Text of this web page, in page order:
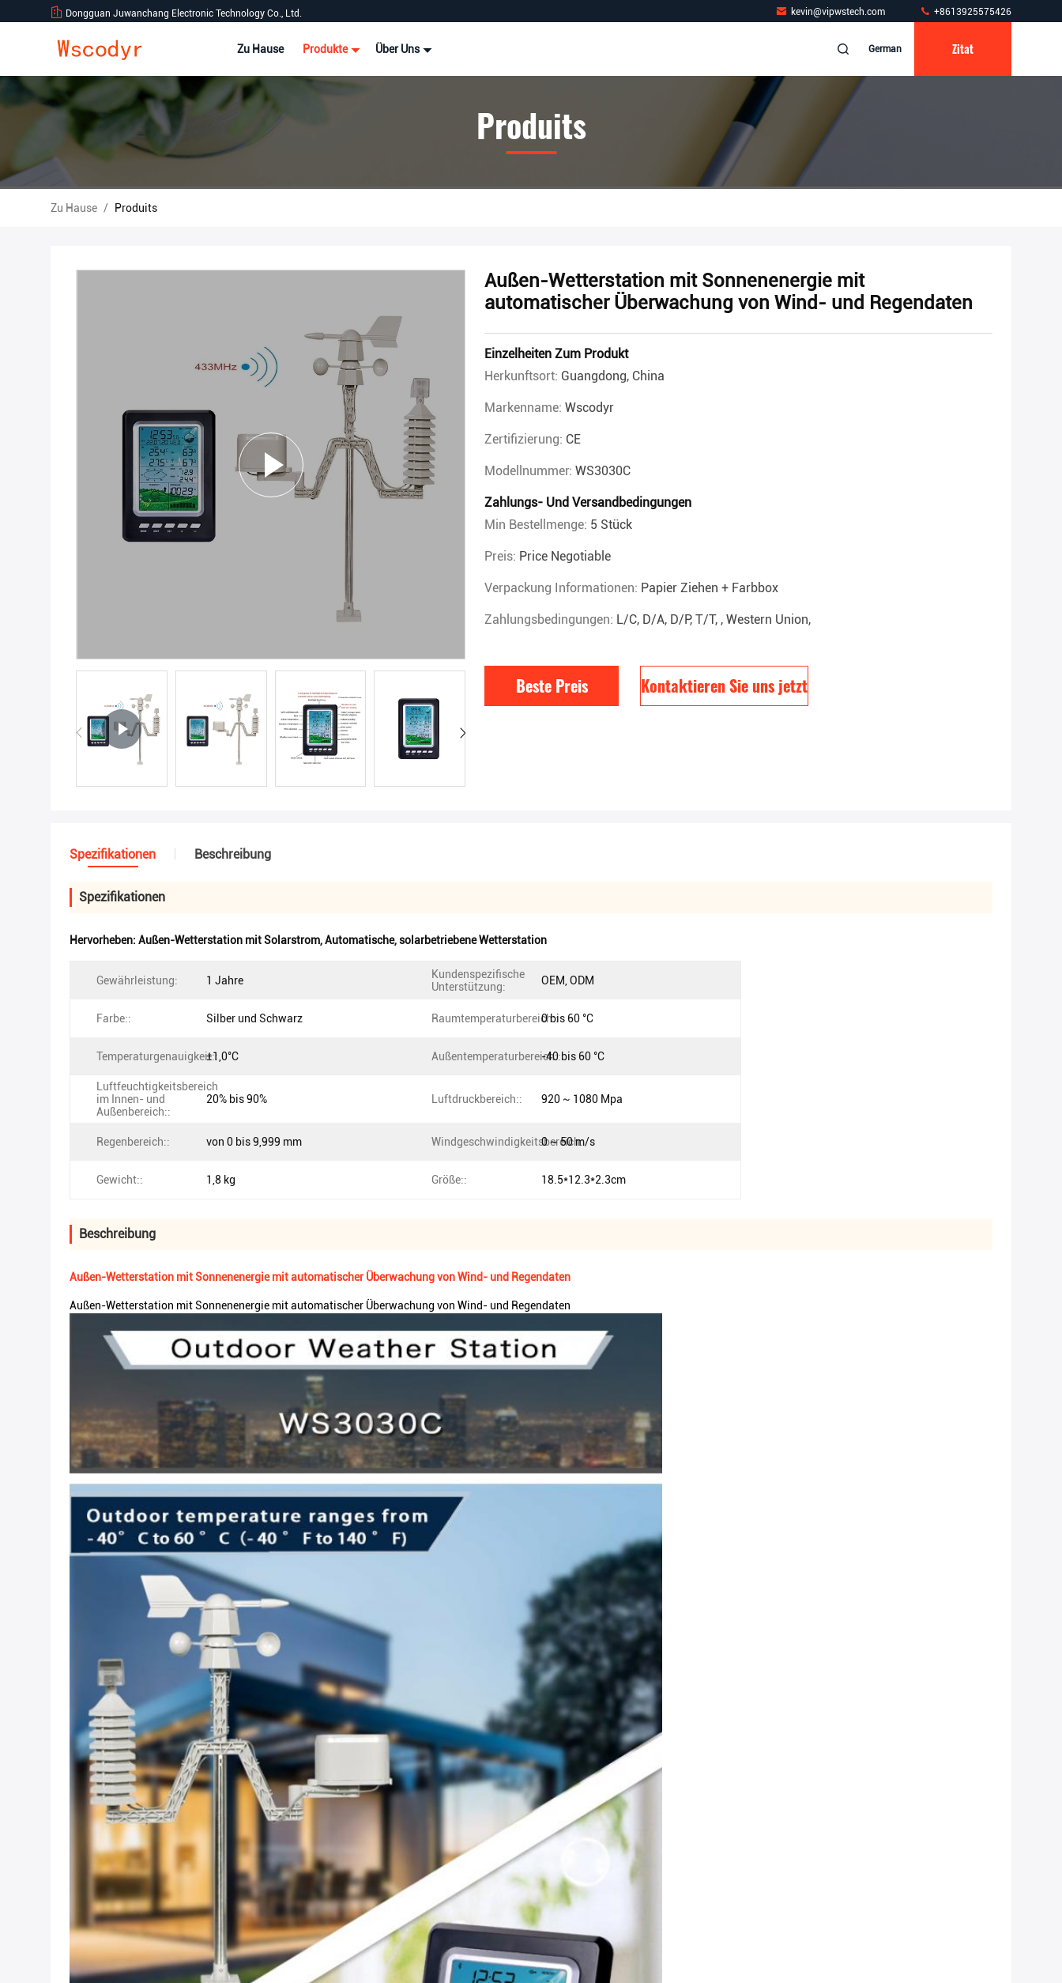
Dongguan Juwanchang Electronic Technology Co., Ltd. kevin@vipwstech.com +8613925575426
Zu Hause Produkte Über Uns German Zitat
Produits
Zu Hause / Produits
Außen-Wetterstation mit Sonnenenergie mit
automatischer Überwachung von Wind- und Regendaten
Einzelheiten Zum Produkt
Herkunftsort: Guangdong, China
Markenname: Wscodyr
Zertifizierung: CE
Modellnummer: WS3030C
Zahlungs- Und Versandbedingungen
Min Bestellmenge: 5 Stück
Preis: Price Negotiable
Verpackung Informationen: Papier Ziehen + Farbbox
Zahlungsbedingungen: L/C, D/A, D/P, T/T, , Western Union,
Beste Preis Kontaktieren Sie uns jetzt
Spezifikationen Beschreibung
Spezifikationen
Hervorheben: Außen-Wetterstation mit Solarstrom,Automatische,solarbetriebene Wetterstation
Gewährleistung: 1 Jahre
Kundenspezifische
Unterstützung:
OEM, ODM
Farbe:: Silber und Schwarz Raumtemperaturbereich::0 bis 60 °C
Temperaturgenauigkeit::±1,0°C Außentemperaturbereich::-40 bis 60 °C
Luftfeuchtigkeitsbereich
im Innen- und
Außenbereich::
20% bis 90% Luftdruckbereich:: 920 ~ 1080 Mpa
Regenbereich:: von 0 bis 9,999 mm Windgeschwindigkeitsbereich:
0 ~ 50 m/s
Gewicht:: 1,8 kg Größe:: 18.5*12.3*2.3cm
Beschreibung
Außen-Wetterstation mit Sonnenenergie mit automatischer Überwachung von Wind- und Regendaten
Außen-Wetterstation mit Sonnenenergie mit automatischer Überwachung von Wind- und Regendaten